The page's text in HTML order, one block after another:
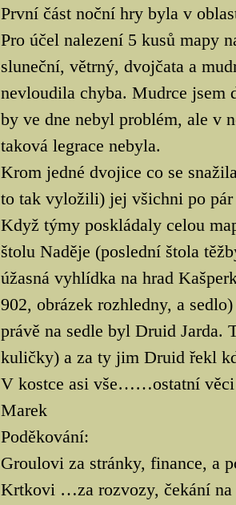
První část noční hry byla v
Pro účel nalezení 5 kusů mapy
sluneční, větrný, dvojčata a
nevloudila chyba. Mudrce jsem
by ve dne nebyl problém, ale v
taková legrace nebyla.
Krom jedné dvojice co se
to tak vyložili) jej všichni po pár
Když týmy poskládaly celou
štolu Naděje (poslední štola
úžasná vyhlídka na hrad
902, obrázek rozhledny, a
právě na sedle byl Druid Jarda.
kuličky) a za ty jim Druid řekl
V kostce asi vše……ostatní věci
Marek
Poděkování:
Groulovi za stránky, finance, a
Krtkovi …za rozvozy, čekání na